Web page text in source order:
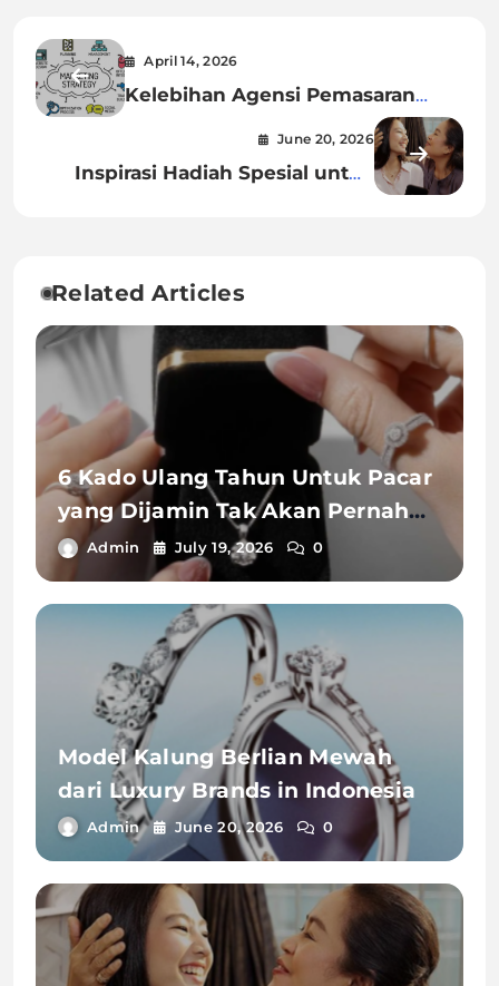
April 14, 2026
Kelebihan Agensi Pemasaran
dalam Content Production
June 20, 2026
Inspirasi Hadiah Spesial untuk
Related Articles
6 Kado Ulang Tahun Untuk Pacar
yang Dijamin Tak Akan Pernah
Terlupakan
Admin July 19, 2026 0
Model Kalung Berlian Mewah
dari Luxury Brands in Indonesia
Admin June 20, 2026 0